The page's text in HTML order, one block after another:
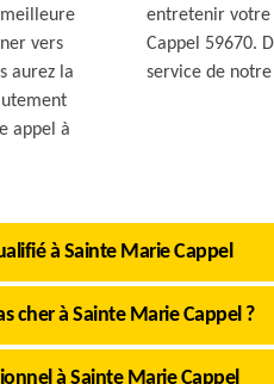
vers
aurez la
appel à
entretenir votre
Cappel 59670.
service de
à Sainte Marie Cappel
cher à Sainte Marie Cappel ?
à Sainte Marie Cappel